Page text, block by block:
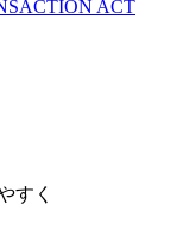
ACT
すく